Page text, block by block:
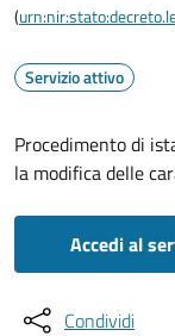
(
Servizio attivo
Procedimento di
la modifica delle
Accedi al
Condividi